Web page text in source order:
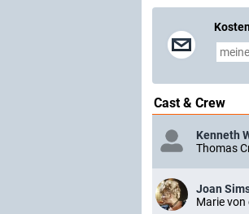
Carry On: Ist
Carry on:
Carry On: Ist
Carry On: Ein
Carry On:
Carry on: Der
Carry On:
Mach' weiter
Mach's
Cast & Crew
Kenneth
Thomas
Joan
Marie